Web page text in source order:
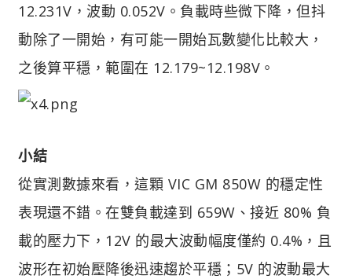
12.231V，波動 0.052V。負載時些微下降，但抖
動除了一開始，有可能一開始瓦數變化比較大，
之後算平穩，範圍在 12.179~12.198V。
小結
從實測數據來看，這顆 VIC GM 850W 的穩定性
表現還不錯。在雙負載達到 659W、接近 80% 負
載的壓力下，12V 的最大波動幅度僅約 0.4%，且
波形在初始壓降後迅速趨於平穩；5V 的波動最大